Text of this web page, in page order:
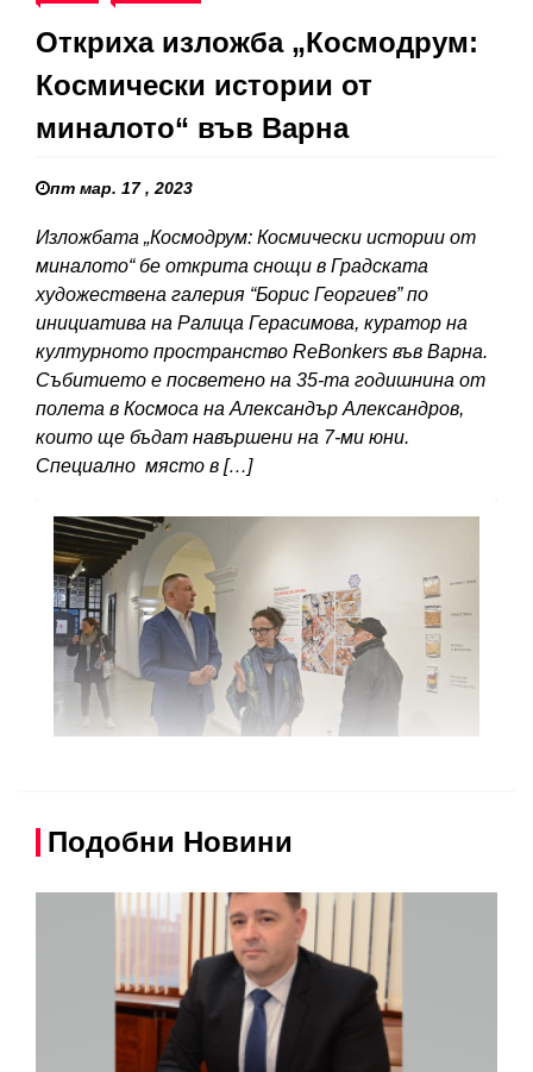
Откриха изложба „Космодрум:
Космически истории от
миналото“ във Варна
пт мар. 17 , 2023
Изложбата „Космодрум: Космически истории от
миналото“ бе открита снощи в Градската
художествена галерия “Борис Георгиев” по
инициатива на Ралица Герасимова, куратор на
културното пространство ReBonkеrs във Варна.
Събитието е посветено на 35-та годишнина от
полета в Космоса на Александър Александров,
които ще бъдат навършени на 7-ми юни.
Специално място в […]
Подобни Новини